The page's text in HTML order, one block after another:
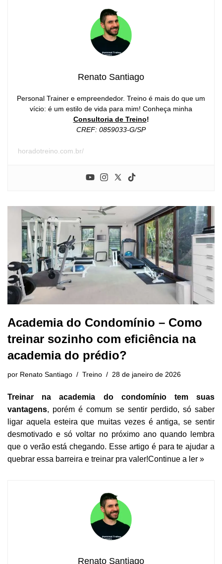
Renato Santiago
Personal Trainer e empreendedor. Treino é mais do que um
vício: é um estilo de vida para mim! Conheça minha
Consultoria de Treino!
CREF: 0859033-G/SP
horadotreino.com.br/
Academia do Condomínio – Como
treinar sozinho com eficiência na
academia do prédio?
por Renato Santiago Treino 28 de janeiro de 2026
Treinar na academia do condomínio tem suas
vantagens, porém é comum se sentir perdido, só saber
ligar aquela esteira que muitas vezes é antiga, se sentir
desmotivado e só voltar no próximo ano quando lembra
que o verão está chegando. Esse artigo é para te ajudar a
quebrar essa barreira e treinar pra valer!Continue a ler »
Renato Santiago